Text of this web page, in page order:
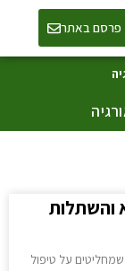
פרסם באתר
והשתלות
לדעת לפני שמחליטים על טיפול